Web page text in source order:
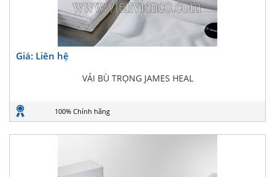
Giá: Liên hệ
VẢI BÙ TRỌNG JAMES HEAL
100% Chính hãng